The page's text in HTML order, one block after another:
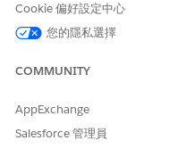
閱申請」按鈕來查看申
一組巢狀的 Omnistudio
「FlexCard」顯示的資料。
者在工作應徵中提供的詳細
應用程式摘要和應用程
Cookie 偏好設定中心
您的隱私選擇
COMMUNITY
AppExchange
Salesforce 管理員